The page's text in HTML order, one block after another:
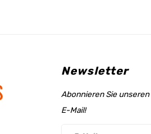
Newsletter
Abonnieren Sie
E-Mail!